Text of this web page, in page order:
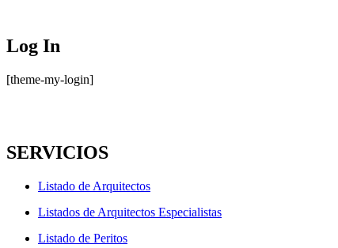
Log In
[theme-my-login]
SERVICIOS
Listado de Arquitectos
Listados de Arquitectos Especialistas
Listado de Peritos